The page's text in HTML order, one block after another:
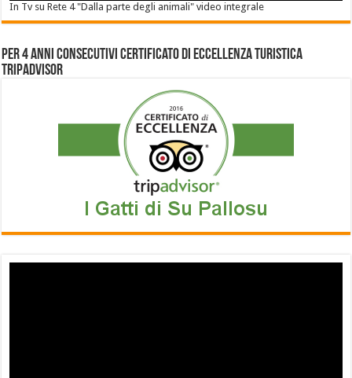
In Tv su Rete 4 "Dalla parte degli animali" video integrale
Per 4 anni consecutivi Certificato di Eccellenza Turistica
Tripadvisor